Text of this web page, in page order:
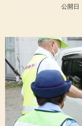
公開日